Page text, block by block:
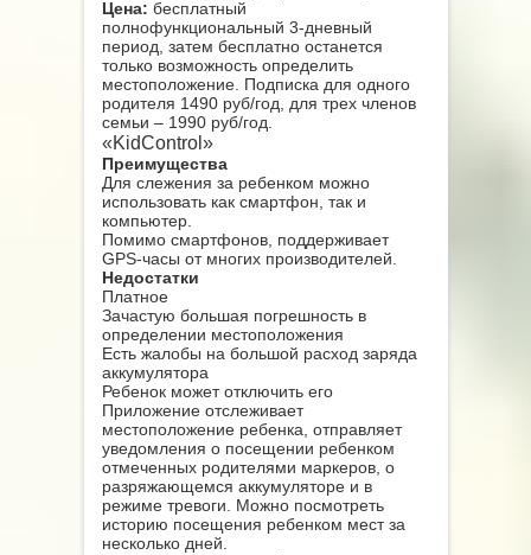
Цена: бесплатный
полнофункциональный 3-дневный
период, затем бесплатно останется
только возможность определить
местоположение. Подписка для одного
родителя 1490 руб/год, для трех членов
семьи – 1990 руб/год.
«KidControl»
Преимущества
Для слежения за ребенком можно
использовать как смартфон, так и
компьютер.
Помимо смартфонов, поддерживает
GPS-часы от многих производителей.
Недостатки
Платное
Зачастую большая погрешность в
определении местоположения
Есть жалобы на большой расход заряда
аккумулятора
Ребенок может отключить его
Приложение отслеживает
местоположение ребенка, отправляет
уведомления о посещении ребенком
отмеченных родителями маркеров, о
разряжающемся аккумуляторе и в
режиме тревоги. Можно посмотреть
историю посещения ребенком мест за
несколько дней.